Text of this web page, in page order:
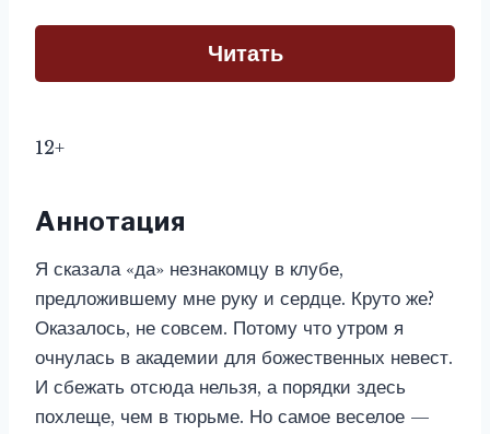
Читать
12+
Аннотация
Я сказала «да» незнакомцу в клубе,
предложившему мне руку и сердце. Круто же?
Оказалось, не совсем. Потому что утром я
очнулась в академии для божественных невест.
И сбежать отсюда нельзя, а порядки здесь
похлеще, чем в тюрьме. Но самое веселое —